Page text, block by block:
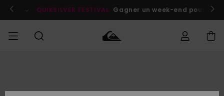
l'information
le
QUIKSILVER FESTIVAL Gagner un week-end pour